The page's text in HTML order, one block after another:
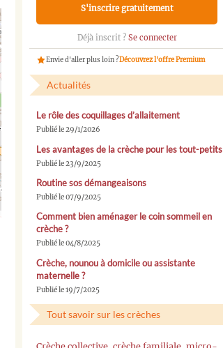
S'inscrire gratuitement
Déjà inscrit ? Se connecter
Envie d'aller plus loin ?Découvrez l'offre Premium
Actualités
Le rôle des coquillages d’allaitement
Publié le 29/1/2026
Les avantages de la crèche pour les tout-petits
Publié le 23/9/2025
Routine sos démangeaisons
Publié le 07/9/2025
Comment bien aménager le coin sommeil en
crèche ?
Publié le 04/8/2025
Crèche, nounou à domicile ou assistante
maternelle ?
Publié le 19/7/2025
Tout savoir sur les crèches